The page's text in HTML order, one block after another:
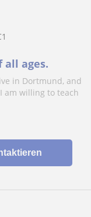
ages.
in Dortmund, and
am willing to teach